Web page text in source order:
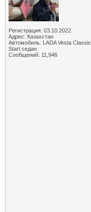
Регистрация: 03.10.2022
Адрес: Казахстан
Автомобиль: LADA Vesta Classic
Start седан
Сообщений: 11,946